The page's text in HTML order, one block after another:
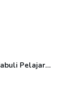
Pelajar...